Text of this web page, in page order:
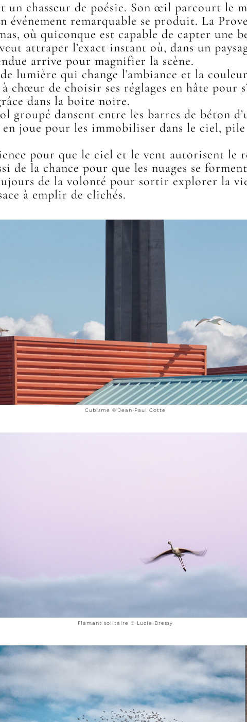
un chasseur de poésie. Son œil parcourt le
événement remarquable se produit. La
où quiconque est capable de capter une
attraper l’exact instant où, dans un
arrive pour magnifier la scène.
lumière qui change l’ambiance et la couleur
chœur de choisir ses réglages en hâte pour
dans la boite noire.
groupé dansent entre les barres de béton
joue pour les immobiliser dans le ciel,
pour que le ciel et le vent autorisent le
de la chance pour que les nuages se
de la volonté pour sortir explorer la
à emplir de clichés.
Cubisme © Jean-Paul Cotte
Flamant solitaire © Lucie Bressy